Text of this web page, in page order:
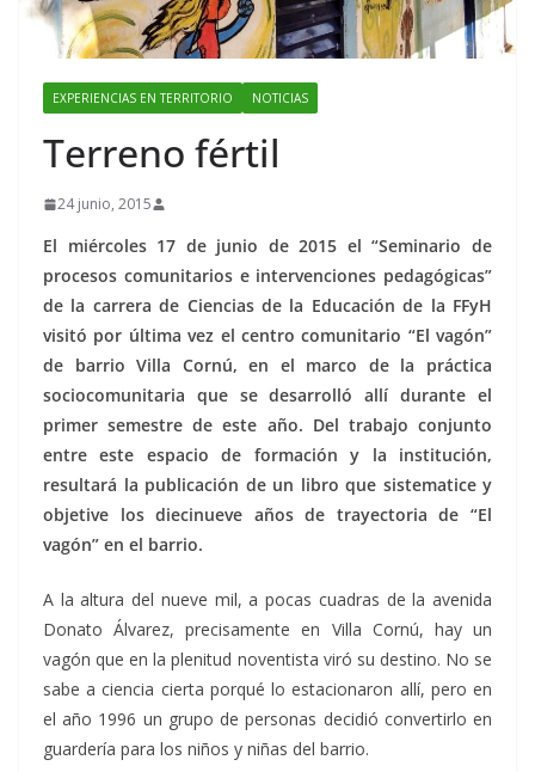
EXPERIENCIAS EN TERRITORIO NOTICIAS
Terreno fértil
24 junio, 2015
El miércoles 17 de junio de 2015 el “Seminario de
procesos comunitarios e intervenciones pedagógicas”
de la carrera de Ciencias de la Educación de la FFyH
visitó por última vez el centro comunitario “El vagón”
de barrio Villa Cornú, en el marco de la práctica
sociocomunitaria que se desarrolló allí durante el
primer semestre de este año. Del trabajo conjunto
entre este espacio de formación y la institución,
resultará la publicación de un libro que sistematice y
objetive los diecinueve años de trayectoria de “El
vagón” en el barrio.
A la altura del nueve mil, a pocas cuadras de la avenida
Donato Álvarez, precisamente en Villa Cornú, hay un
vagón que en la plenitud noventista viró su destino. No se
sabe a ciencia cierta porqué lo estacionaron allí, pero en
el año 1996 un grupo de personas decidió convertirlo en
guardería para los niños y niñas del barrio.